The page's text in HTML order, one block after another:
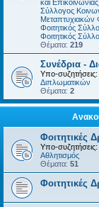
και Επικοινωνίας
Σύλλογος
Μεταπτυχιακών
Φοιτητικός
Φοιτητικός
Θέματα: 219
Συνέδρια -
Υπο-συζητήσεις:
Διπλωματικών
Θέματα: 2
Φοιτητικές
Υπο-συζητήσεις:
Αθλητισμός
Θέματα: 51
Φοιτητικές